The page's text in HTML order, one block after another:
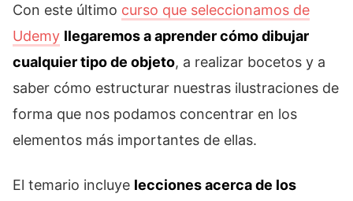
Con este último curso que seleccionamos de
Udemy llegaremos a aprender cómo dibujar
cualquier tipo de objeto, a realizar bocetos y a
saber cómo estructurar nuestras ilustraciones de
forma que nos podamos concentrar en los
elementos más importantes de ellas.
El temario incluye lecciones acerca de los